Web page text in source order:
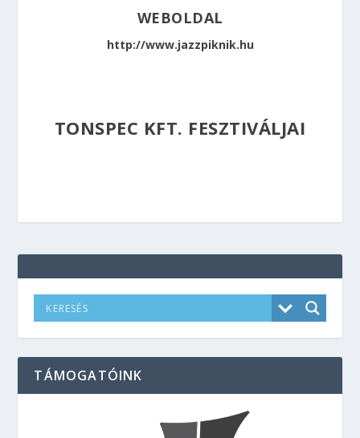
WEBOLDAL
http://www.jazzpiknik.hu
TONSPEC KFT. FESZTIVÁLJAI
TÁMOGATÓINK